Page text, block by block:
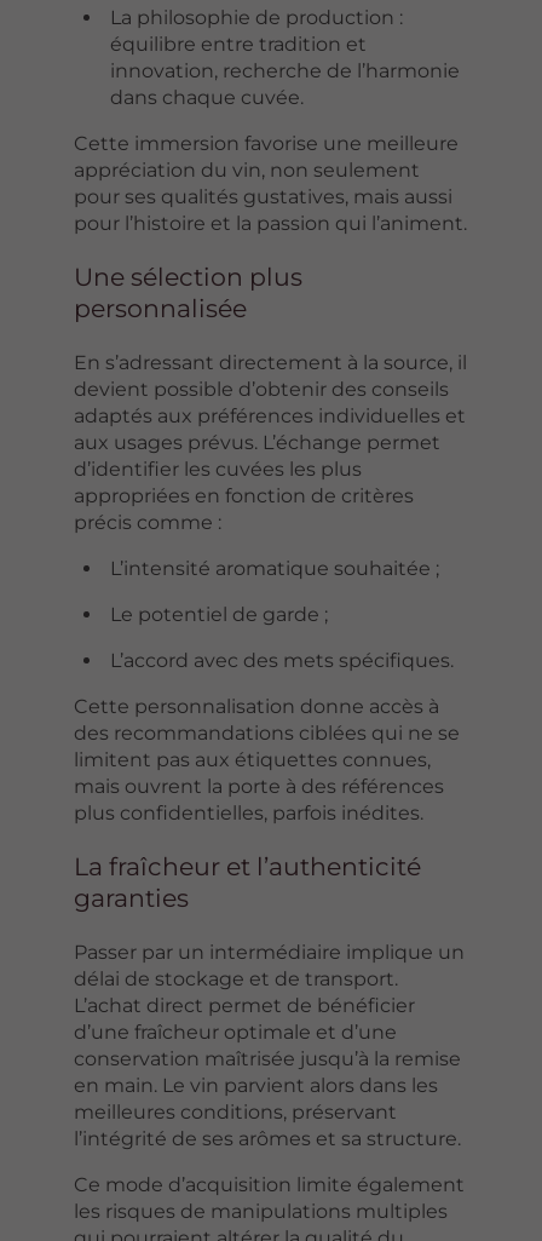
La philosophie de production :
équilibre entre tradition et
innovation, recherche de l’harmonie
dans chaque cuvée.
Cette immersion favorise une meilleure
appréciation du vin, non seulement
pour ses qualités gustatives, mais aussi
pour l’histoire et la passion qui l’animent.
Une sélection plus
personnalisée
En s’adressant directement à la source, il
devient possible d’obtenir des conseils
adaptés aux préférences individuelles et
aux usages prévus. L’échange permet
d’identifier les cuvées les plus
appropriées en fonction de critères
précis comme :
L’intensité aromatique souhaitée ;
Le potentiel de garde ;
L’accord avec des mets spécifiques.
Cette personnalisation donne accès à
des recommandations ciblées qui ne se
limitent pas aux étiquettes connues,
mais ouvrent la porte à des références
plus confidentielles, parfois inédites.
La fraîcheur et l’authenticité
garanties
Passer par un intermédiaire implique un
délai de stockage et de transport.
L’achat direct permet de bénéficier
d’une fraîcheur optimale et d’une
conservation maîtrisée jusqu’à la remise
en main. Le vin parvient alors dans les
meilleures conditions, préservant
l’intégrité de ses arômes et sa structure.
Ce mode d’acquisition limite également
les risques de manipulations multiples